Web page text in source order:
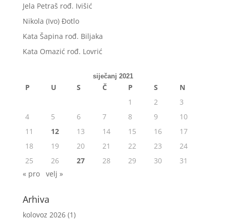
Jela Petraš rođ. Ivišić
Nikola (Ivo) Đotlo
Kata Šapina rođ. Biljaka
Kata Omazić rođ. Lovrić
siječanj 2021
P U S Č P S
N
1
2
3
4
5 6 7 8 9
10
11
12 13 14 15 16
17
18
19 20 21 22 23
24
25
26 27 28 29 30
31
« pro
velj »
Arhiva
kolovoz 2026(1)